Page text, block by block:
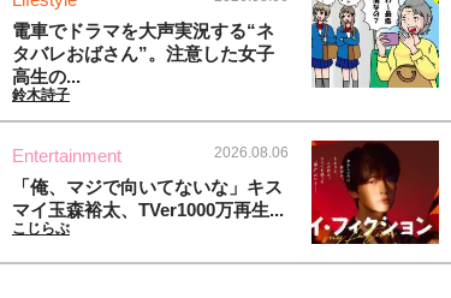
電車でドラマを大声実況する“ネ
タバレおばさん”。注意した女子
高生の...
鈴木詩子
Entertainment 2026.08.06
「俺、マジで向いてないな」キス
マイ玉森裕太、TVer1000万再生...
こじらぶ